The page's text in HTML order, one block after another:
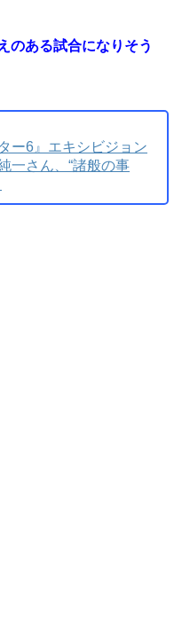
のある試合になりそう
ー6』エキシビジョン
一さん、“諸般の事